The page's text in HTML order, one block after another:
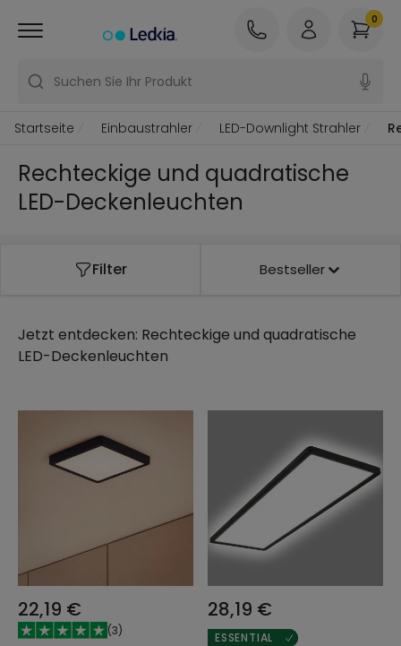
Suchen Sie Ihr Produkt
0
Startseite Einbaustrahler LED-Downlight Strahler
Rechteckige und quadratische
LED-Deckenleuchten
Filter Bestseller
Jetzt entdecken: Rechteckige und quadratische
LED-Deckenleuchten
22,19 €
(3)
28,19 €
ESSENTIAL